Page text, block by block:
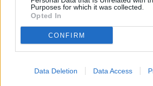
Purposes for which it was collected.
Opted In
CONFIRM
Data Deletion Data Access
Obiecanych podwyżek po prostu nie ma.
wygląda dotrzymywanie zobowiązań
Zdrowia – tłumaczy Badach-Rogowski.
Dodaje do tego wciąż niezrealizowaną
nowelizacji ustawy o ratownictwie